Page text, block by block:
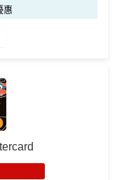
Asia Miles可即日
惠
健身中心、運動服